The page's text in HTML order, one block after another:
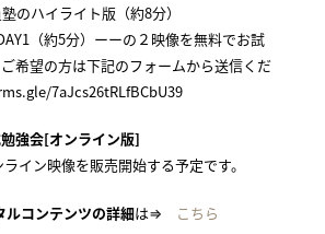
のハイライト版（約8分）
（約5分）ーーの２映像を無料でお試
希望の方は下記のフォームから送信くだ
7aJcs26tRLfBCbU39
強会[オンライン版]
イン映像を販売開始する予定です。
コンテンツの詳細は⇒ こちら